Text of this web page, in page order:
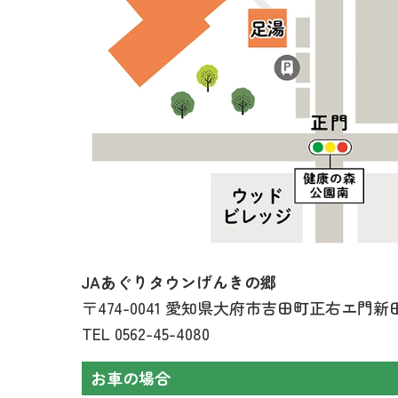
JAあぐりタウンげんきの郷
〒474-0041 愛知県大府市吉田町正右エ門新
TEL 0562-45-4080
お車の場合